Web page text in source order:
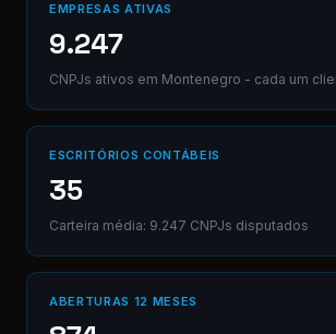
EMPRESAS ATIVAS
9.247
CNPJs ativos em Montenegro - cada um
ESCRITÓRIOS CONTÁBEIS
35
Carteira média: 9.247 CNPJs disputados
ABERTURAS 12 MESES